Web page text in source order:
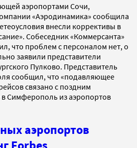
аэропортами Сочи,
«Аэродинамика» сообщила
внесли коррективы в
Собеседник «Коммерсанта»
что проблем с персоналом нет, о
заявили представители
Пулково. Представитель
сообщил, что «подавляющее
связано с поздним
Симферополь из аэропортов
аэропортов